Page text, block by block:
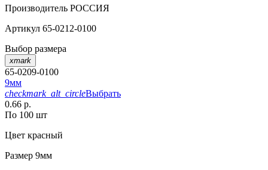
Производитель РОССИЯ
Артикул 65-0212-0100
Выбор размера
xmark
65-0209-0100
9мм
checkmark_alt_circleВыбрать
0.66 р.
По 100 шт
Цвет красный
Размер 9мм